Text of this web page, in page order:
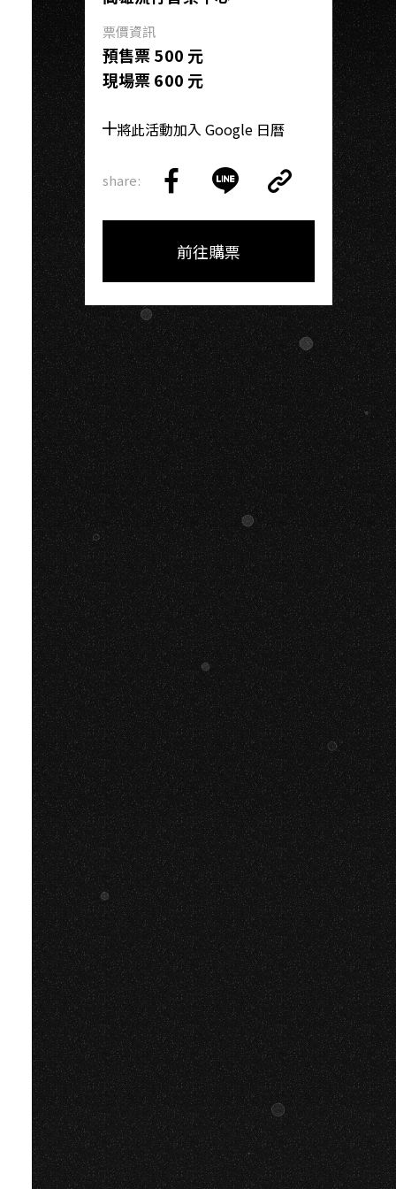
票價資訊
預售票 500 元
現場票 600 元
將此活動加入 Google 日曆
share:
on
Facebook
on
LINE
Link
Copy
前往購票